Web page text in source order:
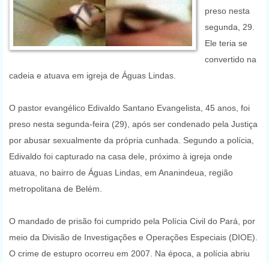
preso nesta
segunda, 29.
Ele teria se
convertido na
cadeia e atuava em igreja de Águas Lindas.
O pastor evangélico Edivaldo Santano Evangelista, 45 anos, foi
preso nesta segunda-feira (29), após ser condenado pela Justiça
por abusar sexualmente da própria cunhada. Segundo a polícia,
Edivaldo foi capturado na casa dele, próximo à igreja onde
atuava, no bairro de Águas Lindas, em Ananindeua, região
metropolitana de Belém.
O mandado de prisão foi cumprido pela Polícia Civil do Pará, por
meio da Divisão de Investigações e Operações Especiais (DIOE).
O crime de estupro ocorreu em 2007. Na época, a polícia abriu